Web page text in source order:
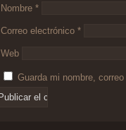
Nombre *
Correo electrónico *
Web
Guarda mi nombre,